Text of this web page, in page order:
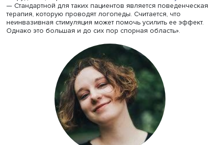
мозга для коррекции речевых нарушений.
«Цель проекта заключается в том, чтобы выяснить, как
эффект речевой терапии, которую получают пациенты
инсульта, — рассказала модератор мероприятия,
сотрудник Центра языка и мозга НИУ ВШЭ
— Стандартной для таких пациентов является
терапия, которую проводят логопеды. Считается, что
неинвазивная стимуляция может помочь усилить ее
Однако это большая и до сих пор спорная область».